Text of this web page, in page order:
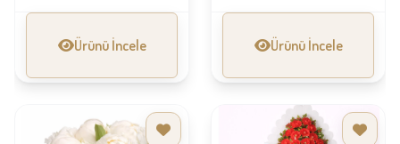
Ürünü İncele Ürünü İncele